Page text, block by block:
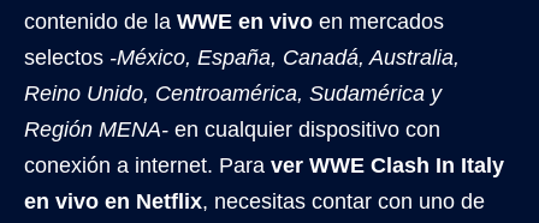
contenido de la WWE en vivo en mercados
selectos -México, España, Canadá, Australia,
Reino Unido, Centroamérica, Sudamérica y
Región MENA- en cualquier dispositivo con
conexión a internet. Para ver WWE Clash In Italy
en vivo en Netflix, necesitas contar con uno de